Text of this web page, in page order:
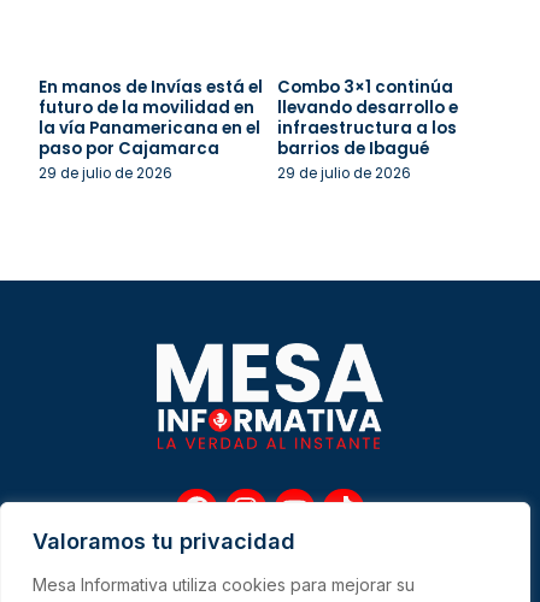
Valoramos tu privacidad
Mesa Informativa utiliza cookies para mejorar su
En manos de Invías está el
futuro de la movilidad en
la vía Panamericana en el
paso por Cajamarca
29 de julio de 2026
Combo 3×1 continúa
llevando desarrollo e
infraestructura a los
barrios de Ibagué
29 de julio de 2026
F
a
c
e
I
n
s
t
Y
u
t
T
t